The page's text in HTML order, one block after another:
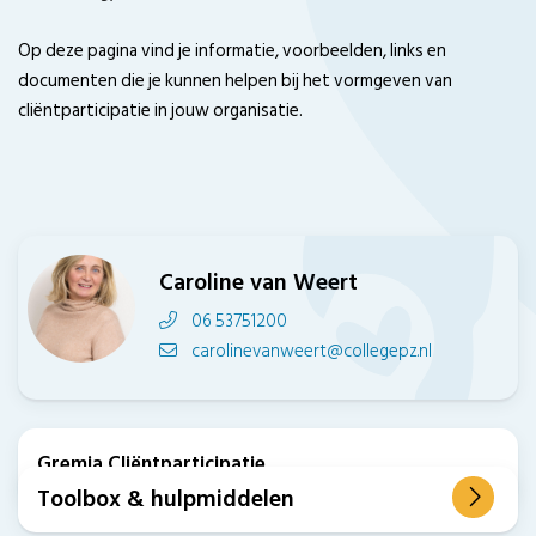
Op deze pagina vind je informatie, voorbeelden, links en
documenten die je kunnen helpen bij het vormgeven van
cliëntparticipatie in jouw organisatie.
Caroline van Weert
06 53751200
carolinevanweert@collegepz.nl
Gremia Cliëntparticipatie
Toolbox & hulpmiddelen